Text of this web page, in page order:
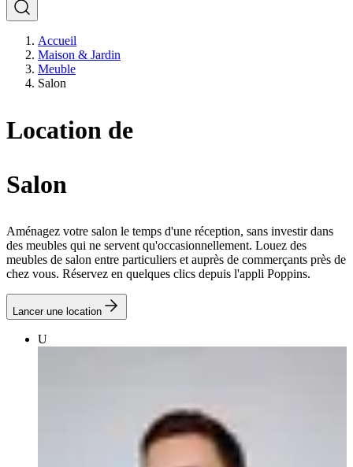
Accueil
Maison & Jardin
Meuble
Salon
Location de
Salon
Aménagez votre salon le temps d'une réception, sans investir dans
des meubles qui ne servent qu'occasionnellement. Louez des
meubles de salon entre particuliers et auprès de commerçants près de
chez vous. Réservez en quelques clics depuis l'appli Poppins.
Lancer une location
U